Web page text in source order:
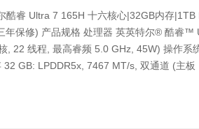
酷睿 Ultra 7 165H 十六核心|32GB内存|1TB
年保修) 产品规格 处理器 英英特尔® 酷睿™
, 22 线程, 最高睿频 5.0 GHz, 45W) 操作系
GB: LPDDR5x, 7467 MT/s, 双通道 (主板